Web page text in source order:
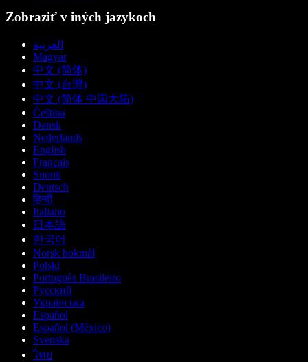
Zobraziť v iných jazykoch
العربية
Magyar
中文 (简体)
中文 (台灣)
中文 (简体 中国大陆)
Čeština
Dansk
Nederlands
English
Français
Suomi
Deutsch
हिन्दी
Italiano
日本語
한국어
Norsk bokmål
Polski
Português Brasileiro
Русский
Українська
Español
Español (México)
Svenska
ไทย